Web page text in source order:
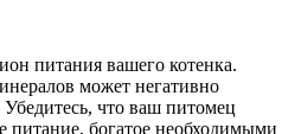
питания вашего котенка.
может негативно
Убедитесь, что ваш питомец
питание, богатое необходимыми